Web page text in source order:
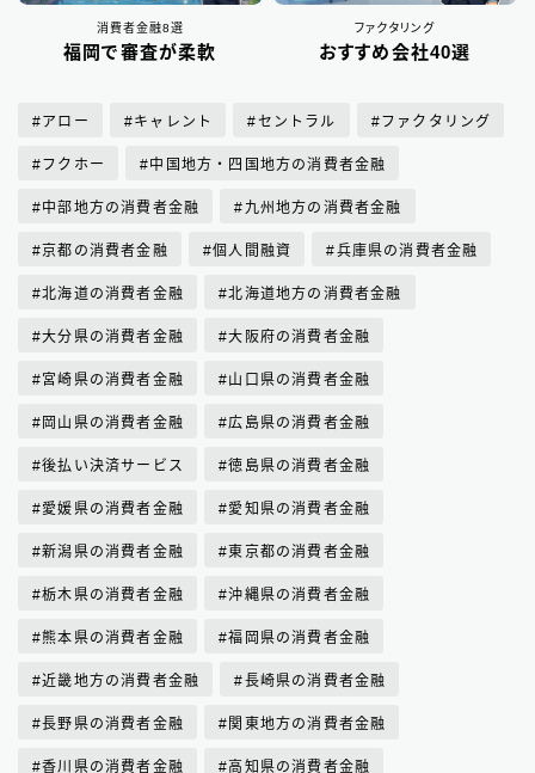
消費者金融8選
福岡で審査が柔軟
ファクタリング
おすすめ会社40選
アロー キャレント セントラル ファクタリング
フクホー 中国地方・四国地方の消費者金融
中部地方の消費者金融 九州地方の消費者金融
京都の消費者金融 個人間融資 兵庫県の消費者金融
北海道の消費者金融 北海道地方の消費者金融
大分県の消費者金融 大阪府の消費者金融
宮崎県の消費者金融 山口県の消費者金融
岡山県の消費者金融 広島県の消費者金融
後払い決済サービス 徳島県の消費者金融
愛媛県の消費者金融 愛知県の消費者金融
新潟県の消費者金融 東京都の消費者金融
栃木県の消費者金融 沖縄県の消費者金融
熊本県の消費者金融 福岡県の消費者金融
近畿地方の消費者金融 長崎県の消費者金融
長野県の消費者金融 関東地方の消費者金融
香川県の消費者金融 高知県の消費者金融